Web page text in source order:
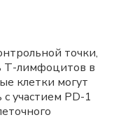
точки,
Т-лимфоцитов в
клетки могут
участием PD-1